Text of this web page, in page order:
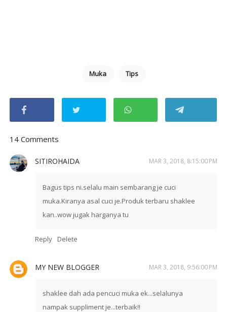
Muka Tips
14 Comments
SITIROHAIDA MAR 3, 2018, 8:15:00 PM
Bagus tips ni.selalu main sembarang je cuci
muka.Kiranya asal cuci je.Produk terbaru shaklee
kan..wow jugak harganya tu
Reply Delete
MY NEW BLOGGER MAR 3, 2018, 9:56:00 PM
shaklee dah ada pencuci muka ek...selalunya
nampak suppliment je...terbaik!!